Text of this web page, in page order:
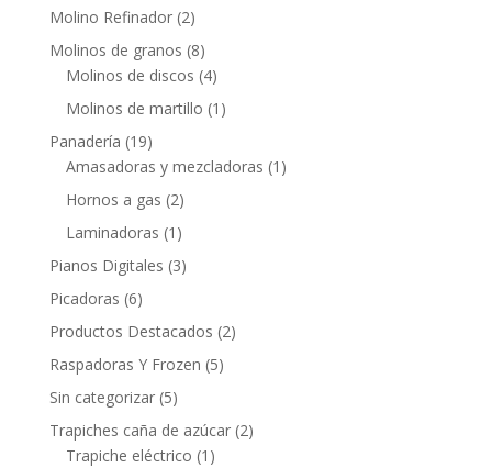
Molino Refinador (2)
Molinos de granos (8)
Molinos de discos (4)
Molinos de martillo (1)
Panadería (19)
Amasadoras y mezcladoras (1)
Hornos a gas (2)
Laminadoras (1)
Pianos Digitales (3)
Picadoras (6)
Productos Destacados (2)
Raspadoras Y Frozen (5)
Sin categorizar (5)
Trapiches caña de azúcar (2)
Trapiche eléctrico (1)